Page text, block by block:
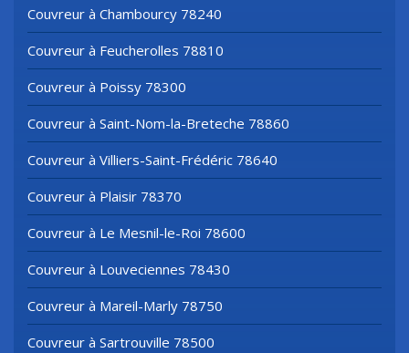
Couvreur à Chambourcy 78240
Couvreur à Feucherolles 78810
Couvreur à Poissy 78300
Couvreur à Saint-Nom-la-Breteche 78860
Couvreur à Villiers-Saint-Frédéric 78640
Couvreur à Plaisir 78370
Couvreur à Le Mesnil-le-Roi 78600
Couvreur à Louveciennes 78430
Couvreur à Mareil-Marly 78750
Couvreur à Sartrouville 78500